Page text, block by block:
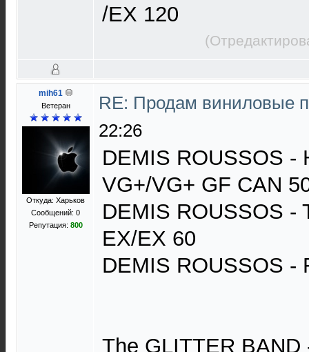
/EX 120
mih61
Ветеран
Откуда: Харьков
Сообщений: 0
Репутация: 800
RE: Продам виниловые
22:26
DEMIS ROUSSOS -
VG+/VG+ GF CAN
DEMIS ROUSSOS -
EX/EX 60
DEMIS ROUSSOS -
The GLITTER